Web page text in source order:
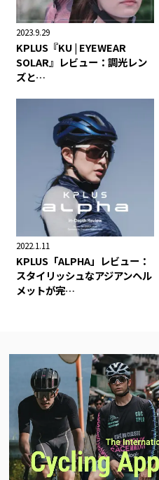
2023.9.29
KPLUS『KU | EYEWEAR
SOLAR』レビュー：調光レン
ズと…
2022.1.11
KPLUS「ALPHA」レビュー：
スタイリッシュなアジアンヘル
メットが完…